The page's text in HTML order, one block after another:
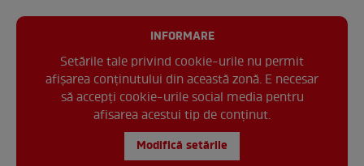
INFORMARE
Setările tale privind cookie-urile nu permit
afișarea conținutului din această zonă. E necesar
să accepți cookie-urile social media pentru
afisarea acestui tip de conținut.
Modifică setările